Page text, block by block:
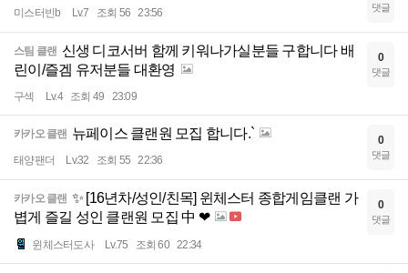
미스터빈b Lv.7 조회 56 23:56 댓글
스팀 클랜 신생 디코서버 함께 키워나가실분들 구합니다 배
린이/즐겜 유저분들 대환영
구섹 Lv.4 조회 49 23:09
0
댓글
카카오 클랜 뉴페이스 클랜원 모집 합니다.`
태양팬더 Lv.32 조회 55 22:36
0
댓글
카카오 클랜 ✨ [16년차/성인/친목] 윈체스터 종합게임클랜 가
볍게 즐길 성인 클랜원 모집 中 ❤
윈체스터도사 Lv.75 조회 60 22:34
0
댓글